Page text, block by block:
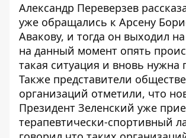
Александр Переверзев
уже обращались к Арсену
Авакову, и тогда он выходил
на данный момент опять
такая ситуация и вновь
Также представители
организаций отметили, что
Президент Зеленский уже
терапевтически-спортивный